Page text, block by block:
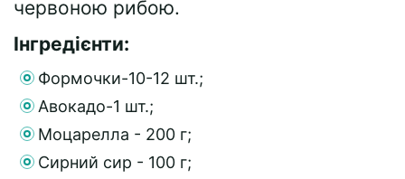
червоною рибою.
Інгредієнти:
Формочки-10-12 шт.;
Авокадо-1 шт.;
Моцарелла - 200 г;
Сирний сир - 100 г;